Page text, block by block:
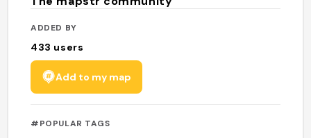
ADDED BY
433 users
Add to my map
#POPULAR TAGS